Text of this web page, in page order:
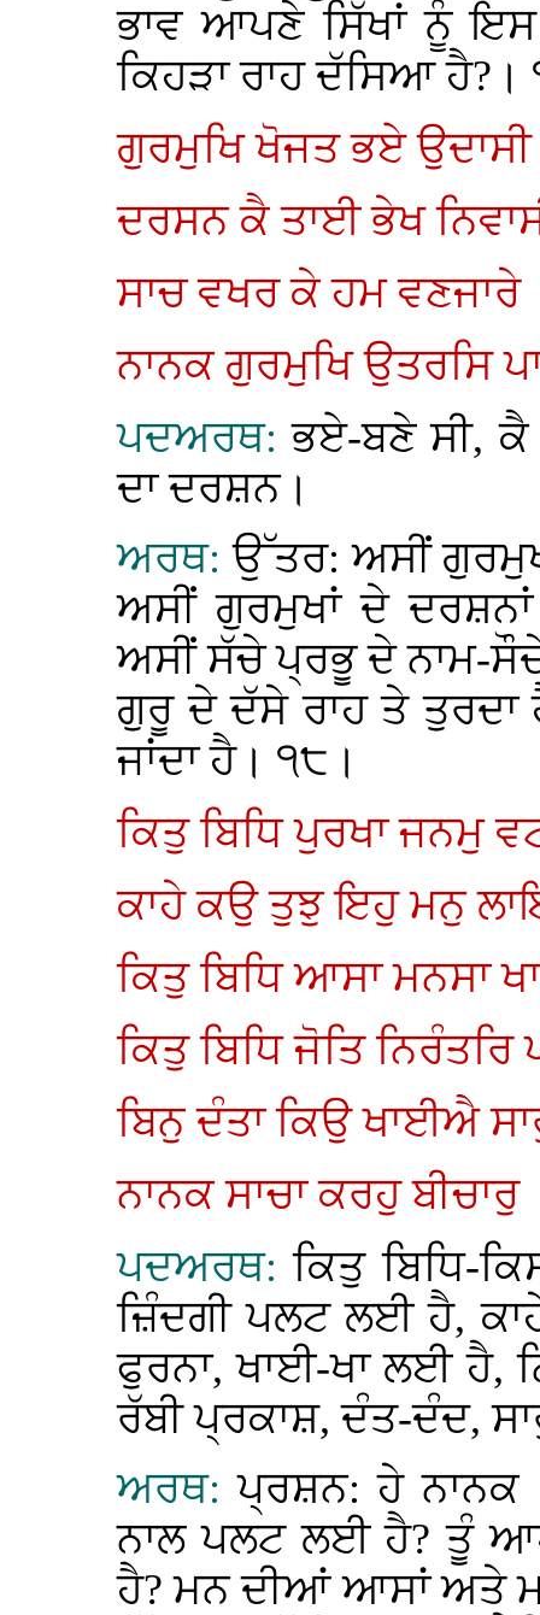
ਭਾਵ ਆਪਣੇ ਸਿੱਖਾਂ ਨੂੰ
ਕਿਹੜਾ ਰਾਹ ਦੱਸਿਆ ਹੈ?।
ਗੁਰਮੁਖਿ ਖੋਜਤ ਭਏ
ਦਰਸਨ ਕੈ ਤਾਈ ਭੇਖ
ਸਾਚ ਵਖਰ ਕੇ ਹਮ ਵਣਜਾਰੇ
ਨਾਨਕ ਗੁਰਮੁਖਿ ਉਤਰਸਿ
ਪਦਅਰਥ:ਭਏ-ਬਣੇ ਸੀ, ਕੈ
ਦਾ ਦਰਸ਼ਨ।
ਅਰਥ:ਉੱਤਰ: ਅਸੀਂ
ਅਸੀਂ ਗੁਰਮੁਖਾਂ ਦੇ
ਅਸੀਂ ਸੱਚੇ ਪ੍ਰਭੂ ਦੇ ਨਾਮ-
ਗੁਰੂ ਦੇ ਦੱਸੇ ਰਾਹ ਤੇ ਤੁਰਦਾ
ਜਾਂਦਾ ਹੈ। ੧੮।
ਕਿਤੁ ਬਿਧਿ ਪੁਰਖਾ ਜਨਮੁ
ਕਾਹੇ ਕਉ ਤੁਝੁ ਇਹੁ ਮਨੁ
ਕਿਤੁ ਬਿਧਿ ਆਸਾ ਮਨਸਾ
ਕਿਤੁ ਬਿਧਿ ਜੋਤਿ ਨਿਰੰਤਰਿ
ਬਿਨੁ ਦੰਤਾ ਕਿਉ ਖਾਈਐ
ਨਾਨਕ ਸਾਚਾ ਕਰਹੁ
ਪਦਅਰਥ:ਕਿਤੁ ਬਿਧਿ-
ਜ਼ਿੰਦਗੀ ਪਲਟ ਲਈ ਹੈ,
ਫੁਰਨਾ, ਖਾਈ-ਖਾ ਲਈ ਹੈ,
ਰੱਬੀ ਪ੍ਰਕਾਸ਼, ਦੰਤ-ਦੰਦ,
ਅਰਥ:ਪ੍ਰਸ਼ਨ: ਹੇ ਨਾਨਕ
ਨਾਲ ਪਲਟ ਲਈ ਹੈ? ਤੂੰ
ਹੈ? ਮਨ ਦੀਆਂ ਆਸਾਂ ਅਤੇ